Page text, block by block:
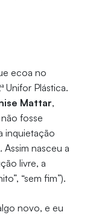
ecoa no
Unifor Plástica.
Mattar,
fosse
inquietação
nasceu a
livre, a
“sem fim”).
novo, e eu